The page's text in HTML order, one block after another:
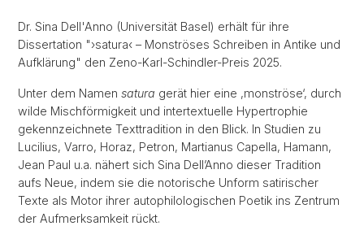
Dr. Sina Dell'Anno (Universität Basel) erhält für ihre
Dissertation "›satura‹ – Monströses Schreiben in Antike und
Aufklärung" den Zeno-Karl-Schindler-Preis 2025.
Unter dem Namen satura gerät hier eine ,monströse‘, durch
wilde Mischförmigkeit und intertextuelle Hypertrophie
gekennzeichnete Texttradition in den Blick. In Studien zu
Lucilius, Varro, Horaz, Petron, Martianus Capella, Hamann,
Jean Paul u.a. nähert sich Sina Dell’Anno dieser Tradition
aufs Neue, indem sie die notorische Unform satirischer
Texte als Motor ihrer autophilologischen Poetik ins Zentrum
der Aufmerksamkeit rückt.